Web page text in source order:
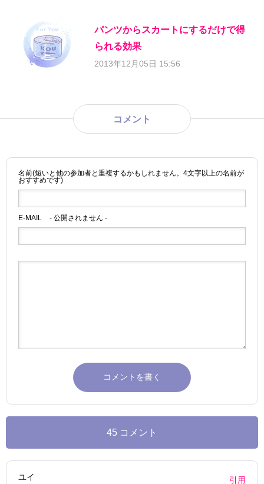
パンツからスカートにするだけで得
られる効果
2013年12月05日 15:56
コメント
名前(短いと他の参加者と重複するかもしれません。4文字以上の名前が
おすすめです)
E-MAIL - 公開されません -
45 コメント
ユイ
引用